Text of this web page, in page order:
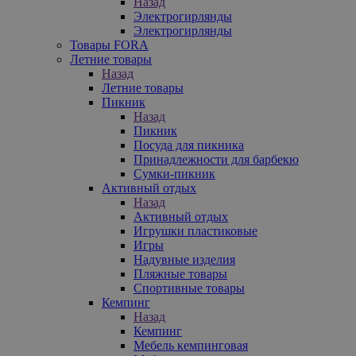
Электрогирлянды
Электрогирлянды
Товары FORA
Летние товары
Назад
Летние товары
Пикник
Назад
Пикник
Посуда для пикника
Принадлежности для барбекю
Сумки-пикник
Активный отдых
Назад
Активный отдых
Игрушки пластиковые
Игры
Надувные изделия
Пляжные товары
Спортивные товары
Кемпинг
Назад
Кемпинг
Мебель кемпинговая